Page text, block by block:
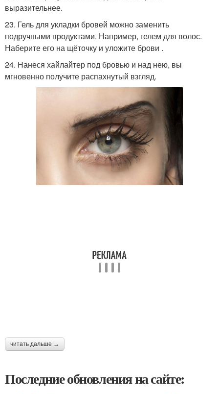
выразительнее.
23. Гель для укладки бровей можно заменить
подручными продуктами. Например, гелем для волос.
Наберите его на щёточку и уложите брови .
24. Нанеся хайлайтер под бровью и над нею, вы
мгновенно получите распахнутый взгляд.
читать дальше →
Последние обновления на сайте: